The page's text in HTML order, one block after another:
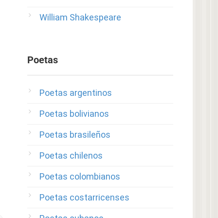
William Shakespeare
Poetas
Poetas argentinos
Poetas bolivianos
Poetas brasileños
Poetas chilenos
Poetas colombianos
Poetas costarricenses